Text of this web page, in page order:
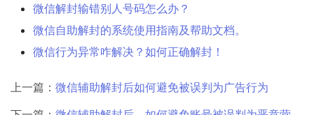
微信解封输错别人号码怎么办？
微信自助解封的系统使用指南及帮助文档。
微信行为异常咋解决？如何正确解封！
上一篇： 微信辅助解封后如何避免被误判为广告行为